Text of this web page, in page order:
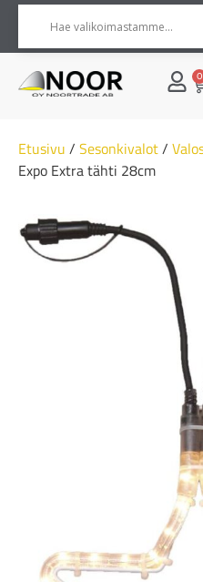
0
Etusivu / Sesonkivalot/
Expo Extra tähti 28cm